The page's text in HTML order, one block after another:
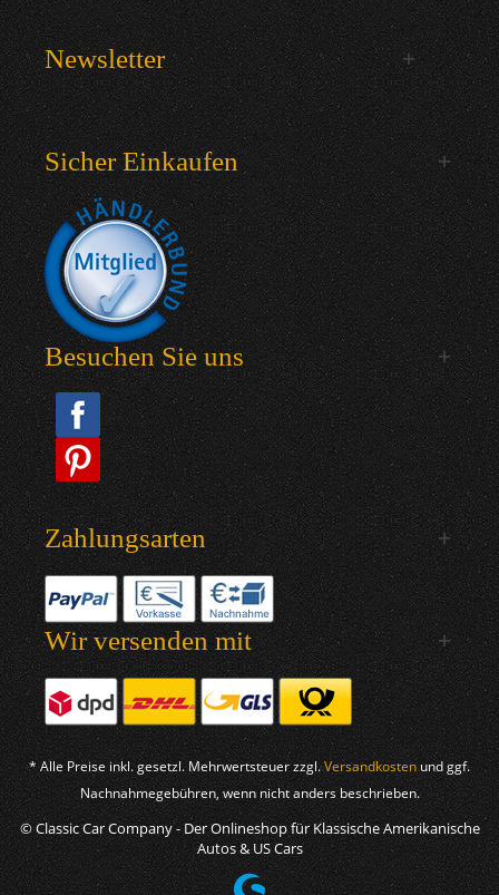
Newsletter
Sicher Einkaufen
Besuchen Sie uns
Zahlungsarten
Wir versenden mit
* Alle Preise inkl. gesetzl. Mehrwertsteuer zzgl.Versandkosten und ggf.
Nachnahmegebühren, wenn nicht anders beschrieben.
© Classic Car Company - Der Onlineshop für Klassische Amerikanische
Autos & US Cars